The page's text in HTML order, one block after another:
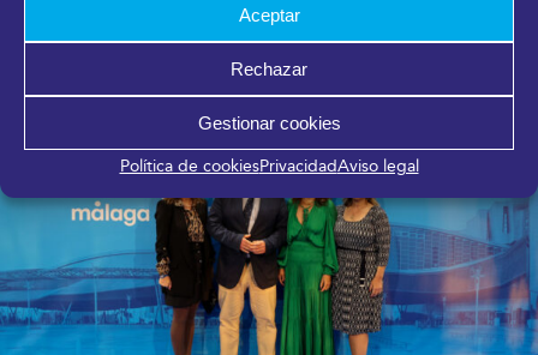
Aceptar
Rechazar
Gestionar cookies
Política de cookiesPrivacidadAviso legal